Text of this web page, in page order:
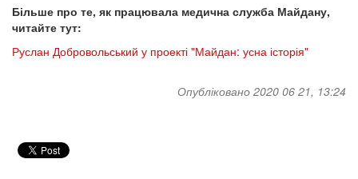
Більше про те, як працювала медична служба Майдану,
читайте тут:
Руслан Добровольський у проекті "Майдан: усна історія"
Опубліковано 2020 06 21, 13:24